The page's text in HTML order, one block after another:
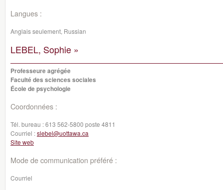
Langues :
Anglais seulement, Russian
LEBEL, Sophie »
Professeure agrégée
Faculté des sciences sociales
École de psychologie
Coordonnées :
Tél. bureau :613 562-5800 poste 4811
Courriel :slebel@uottawa.ca
Site web
Mode de communication préféré :
Courriel